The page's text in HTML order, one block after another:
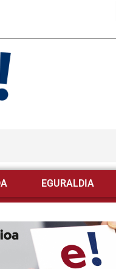
EGURALDIA